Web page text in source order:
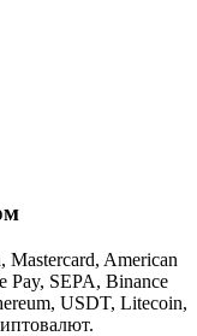
American
Pay, SEPA, Binance
USDT, Litecoin,